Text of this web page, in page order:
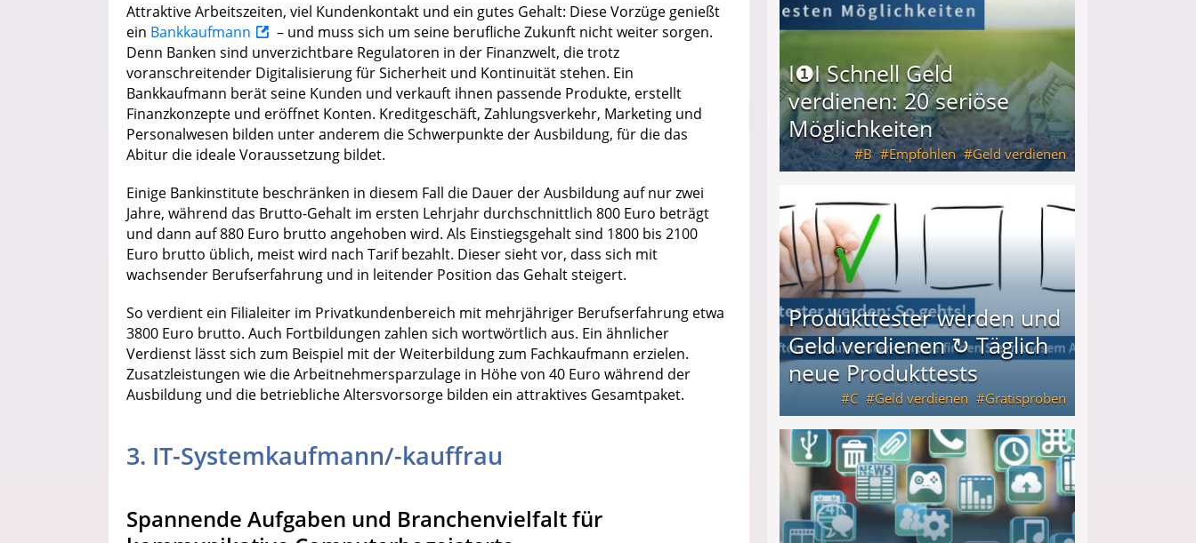
Attraktive Arbeitszeiten, viel Kundenkontakt und ein gutes Gehalt: Diese Vorzüge genießt
ein Bankkaufmann
– und muss sich um seine berufliche Zukunft nicht weiter sorgen.
Denn Banken sind unverzichtbare Regulatoren in der Finanzwelt, die trotz
voranschreitender Digitalisierung für Sicherheit und Kontinuität stehen. Ein
Bankkaufmann berät seine Kunden und verkauft ihnen passende Produkte, erstellt
Finanzkonzepte und eröffnet Konten. Kreditgeschäft, Zahlungsverkehr, Marketing und
Personalwesen bilden unter anderem die Schwerpunkte der Ausbildung, für die das
Abitur die ideale Voraussetzung bildet.
Einige Bankinstitute beschränken in diesem Fall die Dauer der Ausbildung auf nur zwei
Jahre, während das Brutto-Gehalt im ersten Lehrjahr durchschnittlich 800 Euro beträgt
und dann auf 880 Euro brutto angehoben wird. Als Einstiegsgehalt sind 1800 bis 2100
Euro brutto üblich, meist wird nach Tarif bezahlt. Dieser sieht vor, dass sich mit
wachsender Berufserfahrung und in leitender Position das Gehalt steigert.
So verdient ein Filialeiter im Privatkundenbereich mit mehrjähriger Berufserfahrung etwa
3800 Euro brutto. Auch Fortbildungen zahlen sich wortwörtlich aus. Ein ähnlicher
Verdienst lässt sich zum Beispiel mit der Weiterbildung zum Fachkaufmann erzielen.
Zusatzleistungen wie die Arbeitnehmersparzulage in Höhe von 40 Euro während der
Ausbildung und die betriebliche Altersvorsorge bilden ein attraktives Gesamtpaket.
3. IT-Systemkaufmann/-kauffrau
Spannende Aufgaben und Branchenvielfalt für
I❶I Schnell Geld
verdienen: 20 seriöse
Möglichkeiten
B Empfohlen Geld verdienen
I❶I Schnell Geld verdienen: 20 seriöse Möglichkeiten
Produkttester werden und
Geld verdienen ↻ Täglich
neue Produkttests
C Geld verdienen Gratisproben
Produkttester werden und Geld verdienen ↻ Täglich neue Produkttests